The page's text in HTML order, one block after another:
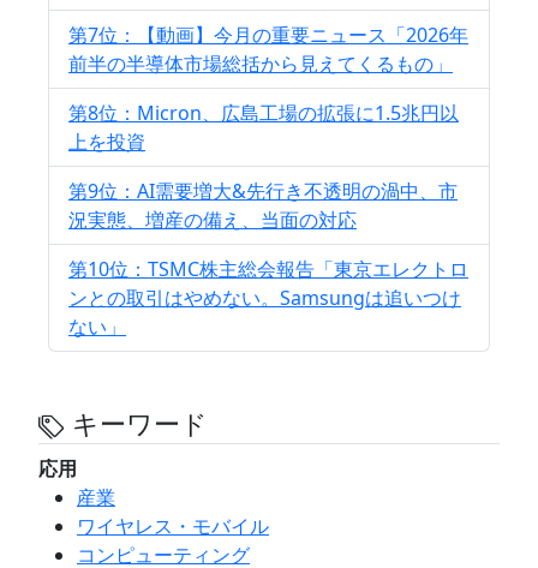
第7位：【動画】今月の重要ニュース「2026年
前半の半導体市場総括から見えてくるもの」
第8位：Micron、広島工場の拡張に1.5兆円以
上を投資
第9位：AI需要増大&先行き不透明の渦中、市
況実態、増産の備え、当面の対応
第10位：TSMC株主総会報告「東京エレクトロ
ンとの取引はやめない。Samsungは追いつけ
ない」
キーワード
応用
産業
ワイヤレス・モバイル
コンピューティング